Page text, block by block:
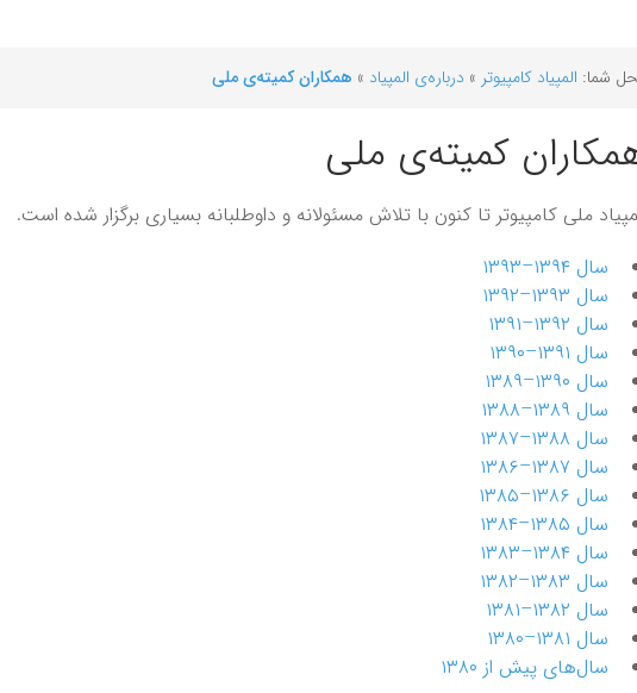
شما: المپیاد کامپیوتر » درباره‌ی المپیاد » همکاران کمیته‌ی ملی
کمیته‌ی ملی
ملی کامپیوتر تا کنون با تلاش مسئولانه و داوطلبانه بسیاری برگزار شده است.
سال ۱۳۹۴–۱۳۹۳
سال ۱۳۹۳–۱۳۹۲
سال ۱۳۹۲–۱۳۹۱
سال ۱۳۹۱–۱۳۹۰
سال ۱۳۹۰–۱۳۸۹
سال ۱۳۸۹–۱۳۸۸
سال ۱۳۸۸–۱۳۸۷
سال ۱۳۸۷–۱۳۸۶
سال ۱۳۸۶–۱۳۸۵
سال ۱۳۸۵–۱۳۸۴
سال ۱۳۸۴–۱۳۸۳
سال ۱۳۸۳–۱۳۸۲
سال ۱۳۸۲–۱۳۸۱
سال ۱۳۸۱–۱۳۸۰
سال‌های پیش از ۱۳۸۰